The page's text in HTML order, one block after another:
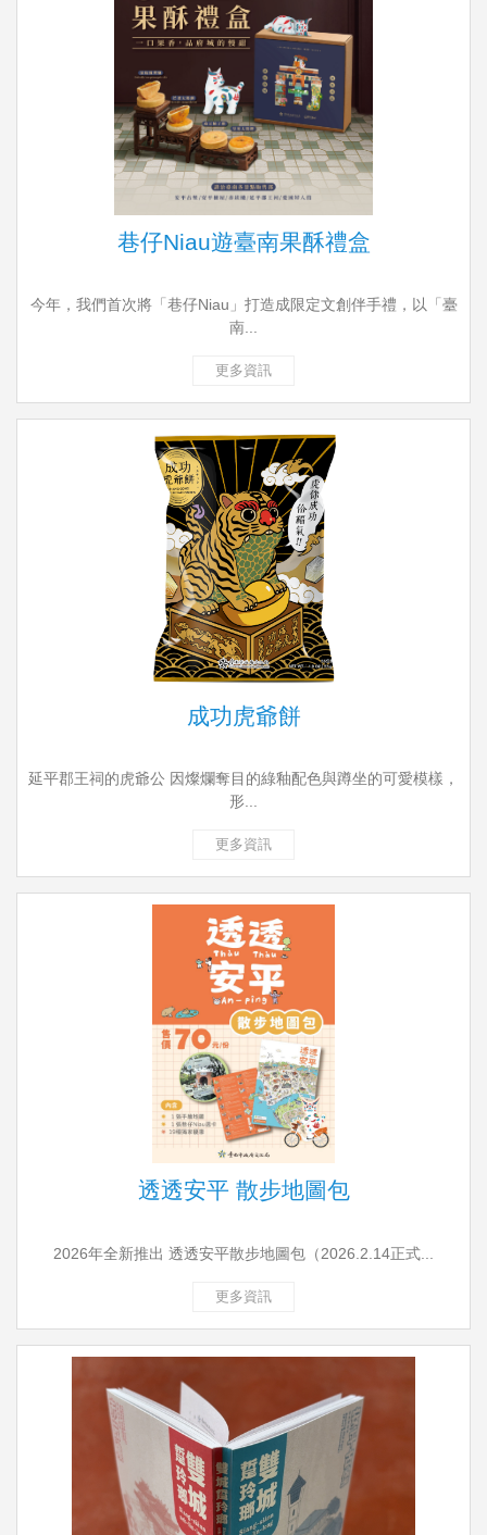
巷仔Niau遊臺南果酥禮盒
今年，我們首次將「巷仔Niau」打造成限定文創伴手禮，以「臺
南...
更多資訊
成功虎爺餅
延平郡王祠的虎爺公 因燦爛奪目的綠釉配色與蹲坐的可愛模樣，
形...
更多資訊
透透安平 散步地圖包
2026年全新推出 透透安平散步地圖包（2026.2.14正式...
更多資訊